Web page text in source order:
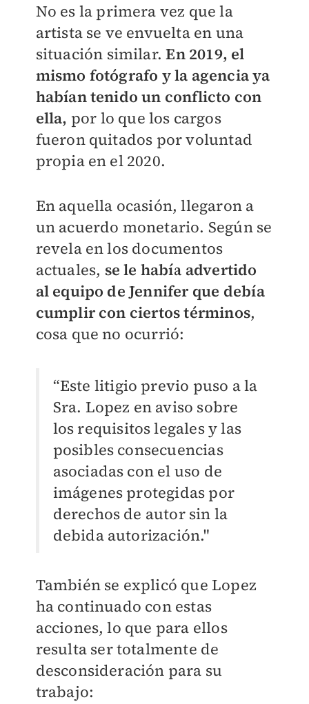
No es la primera vez que la
artista se ve envuelta en una
situación similar.En 2019, el
mismo fotógrafo y la agencia ya
habían tenido un conflicto con
ella, por lo que los cargos
fueron quitados por voluntad
propia en el 2020.
En aquella ocasión, llegaron a
un acuerdo monetario. Según se
revela en los documentos
actuales, se le había advertido
al equipo de Jennifer que debía
cumplir con ciertos términos,
cosa que no ocurrió:
“Este litigio previo puso a la
Sra. Lopez en aviso sobre
los requisitos legales y las
posibles consecuencias
asociadas con el uso de
imágenes protegidas por
derechos de autor sin la
debida autorización."
También se explicó que Lopez
ha continuado con estas
acciones, lo que para ellos
resulta ser totalmente de
desconsideración para su
trabajo: